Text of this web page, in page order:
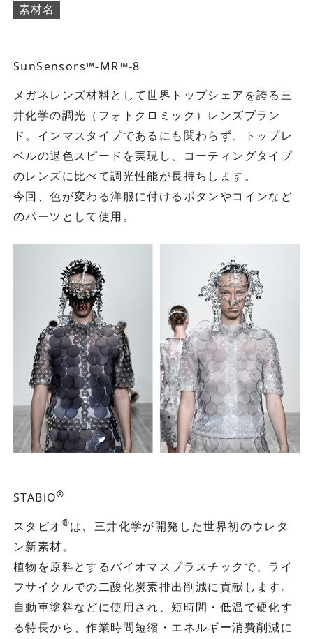
素材名
SunSensors™-MR™-8
メガネレンズ材料として世界トップシェアを誇る三
井化学の調光（フォトクロミック）レンズブラン
ド。インマスタイプであるにも関わらず、トップレ
ベルの退色スピードを実現し、コーティングタイプ
のレンズに比べて調光性能が長持ちします。
今回、色が変わる洋服に付けるボタンやコインなど
のパーツとして使用。
STABiO®
スタビオ®は、三井化学が開発した世界初のウレタ
ン新素材。
植物を原料とするバイオマスプラスチックで、ライ
フサイクルでの二酸化炭素排出削減に貢献します。
自動車塗料などに使用され、短時間・低温で硬化す
る特長から、作業時間短縮・エネルギー消費削減に